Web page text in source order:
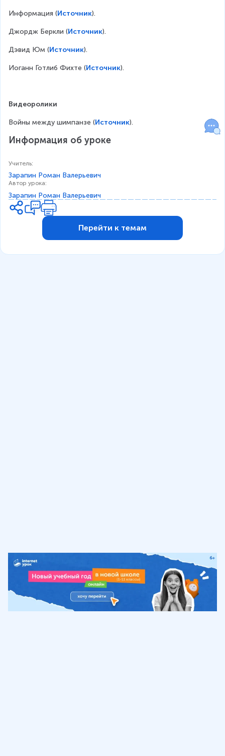
Информация (Источник).
Джордж Беркли (Источник).
Дэвид Юм (Источник).
Иоганн Готлиб Фихте (Источник).
Видеоролики
Войны между шимпанзе (Источник).
Информация об уроке
Учитель:
Зарапин Роман Валерьевич
Автор урока:
Зарапин Роман Валерьевич
Перейти к темам